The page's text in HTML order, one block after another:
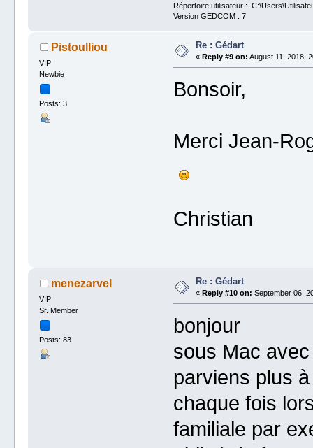
Répertoire utilisateur :
Version GEDCOM : 7
Pistoulliou
VIP
Newbie
Posts: 3
Re : Gédart
«Reply #9 on: August 11, 2018,
Bonsoir,
Merci Jean-
Christian
menezarvel
VIP
Sr. Member
Posts: 83
Re : Gédart
«Reply #10 on: September 06,
bonjour
sous Mac
parviens plus
chaque fois
familiale par